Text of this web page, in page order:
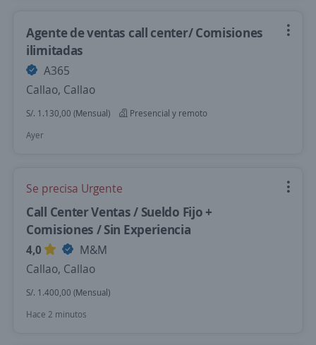
Agente de ventas call center/ Comisiones
ilimitadas
A365
Callao, Callao
S/. 1.130,00 (Mensual)
Presencial y remoto
Ayer
Se precisa Urgente
Call Center Ventas / Sueldo Fijo +
Comisiones / Sin Experiencia
4,0
M&M
Callao, Callao
S/. 1.400,00 (Mensual)
Hace 2 minutos